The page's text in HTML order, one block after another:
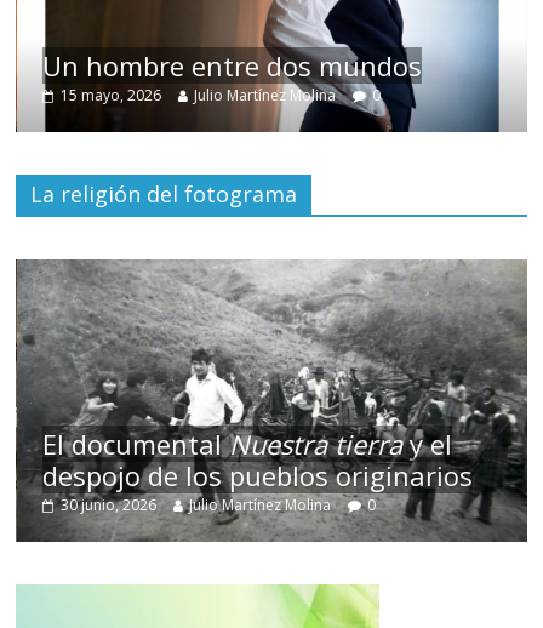
Un hombre entre dos mundos
15 mayo, 2026 Julio Martínez Molina 0
La religión del fotograma
El documentalNuestra tierray el
despojo de los pueblos originarios
30 junio, 2026 Julio Martínez Molina 0